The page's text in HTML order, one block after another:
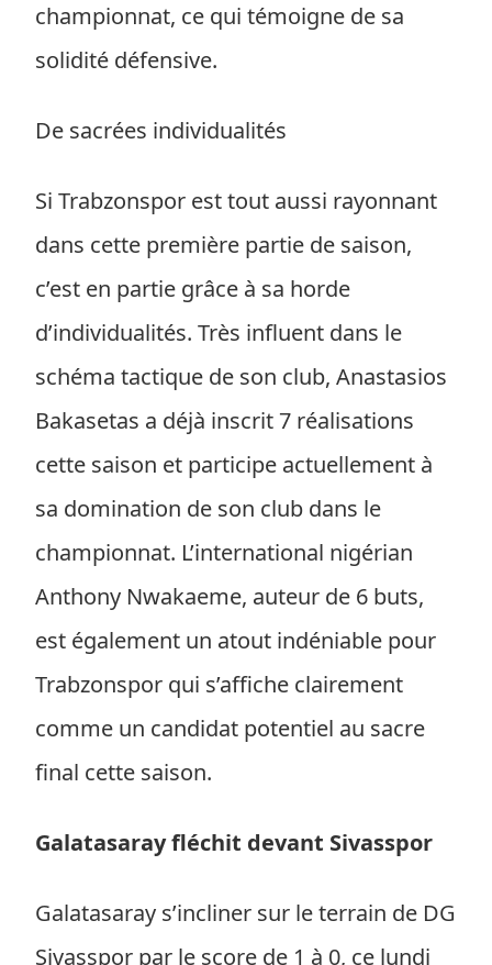
championnat, ce qui témoigne de sa
solidité défensive.
De sacrées individualités
Si Trabzonspor est tout aussi rayonnant
dans cette première partie de saison,
c’est en partie grâce à sa horde
d’individualités. Très influent dans le
schéma tactique de son club, Anastasios
Bakasetas a déjà inscrit 7 réalisations
cette saison et participe actuellement à
sa domination de son club dans le
championnat. L’international nigérian
Anthony Nwakaeme, auteur de 6 buts,
est également un atout indéniable pour
Trabzonspor qui s’affiche clairement
comme un candidat potentiel au sacre
final cette saison.
Galatasaray fléchit devant Sivasspor
Galatasaray s’incliner sur le terrain de DG
Sivasspor par le score de 1 à 0, ce lundi